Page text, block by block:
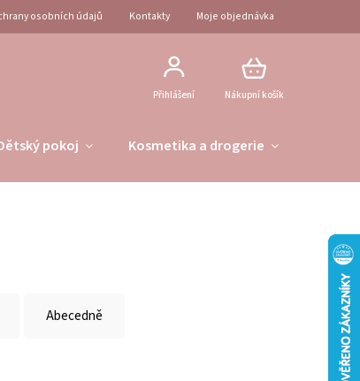
osobních údajů Kontakty Moje objednávka
Nákupní košík
Přihlášení
pokoj Kosmetika a drogerie
Abecedně